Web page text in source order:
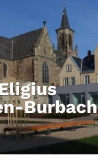
Burbach